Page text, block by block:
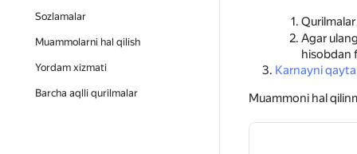
Sozlamalar
Muammolarni hal qilish
Yordam xizmati
Barcha aqlli qurilmalar
Agar
hisobdan
Karnayni
Muammoni hal